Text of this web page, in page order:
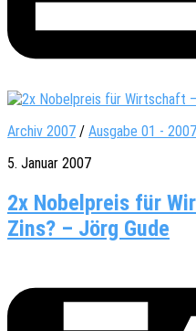
Archiv 2007 / Ausgabe 01 - 2007
5. Januar 2007
2x Nobelpreis für
Zins? – Jörg Gude